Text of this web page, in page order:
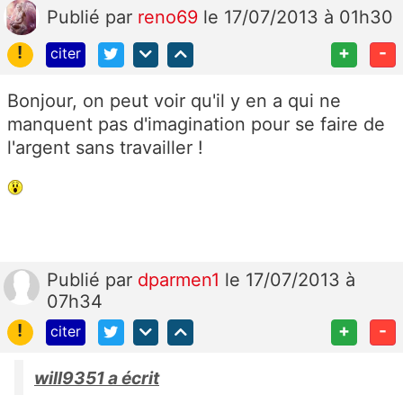
Publié par reno69 le 17/07/2013 à 01h30
!
citer + -
Bonjour, on peut voir qu'il y en a qui ne
manquent pas d'imagination pour se faire de
l'argent sans travailler !
Publié par dparmen1 le 17/07/2013 à
07h34
!
citer + -
will9351 a écrit